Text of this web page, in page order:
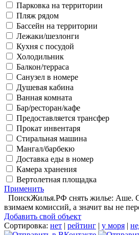
Парковка на территории
Пляж рядом
Бассейн на территории
Лежаки/шезлонги
Кухня с посудой
Холодильник
Балкон/терраса
Санузел в номере
Душевая кабина
Ванная комната
Бар/ресторан/кафе
Предоставляется трансфер
Прокат инвентаря
Стиральная машина
Мангал/барбекю
Доставка еды в номер
Камера хранения
Вертолетная площадка
Применить
ПоискЖилья.РФ снять жилье: Аше.
взимаем комиссий, а значит вы не
Добавить свой объект
Сортировка: нет | рейтинг | у моря |